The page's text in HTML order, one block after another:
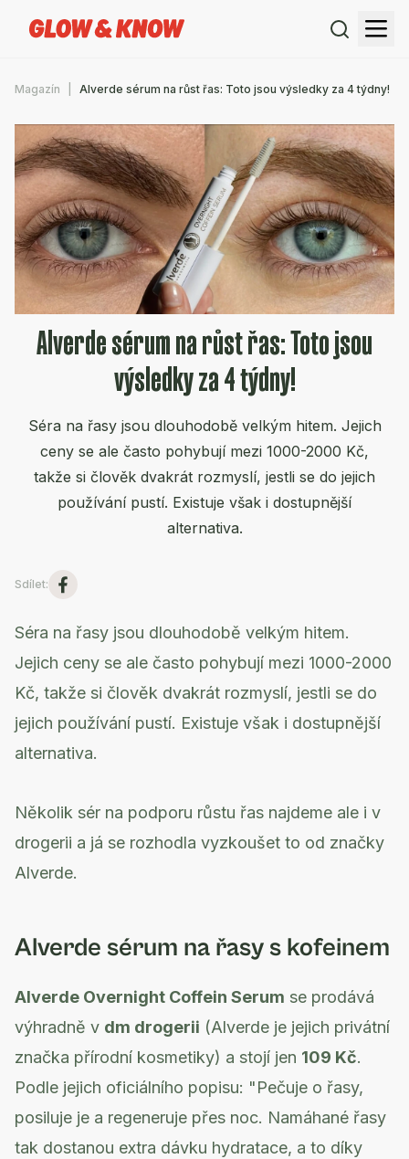
Magazín Alverde sérum na růst řas: Toto jsou výsledky za 4 týdny!
Alverde sérum na růst řas: Toto jsou
výsledky za 4 týdny!
Séra na řasy jsou dlouhodobě velkým hitem. Jejich
ceny se ale často pohybují mezi 1000-2000 Kč,
takže si člověk dvakrát rozmyslí, jestli se do jejich
používání pustí. Existuje však i dostupnější
alternativa.
Sdílet:
Séra na řasy jsou dlouhodobě velkým hitem.
Jejich ceny se ale často pohybují mezi 1000-2000
Kč, takže si člověk dvakrát rozmyslí, jestli se do
jejich používání pustí. Existuje však i dostupnější
alternativa.
Několik sér na podporu růstu řas najdeme ale i v
drogerii a já se rozhodla vyzkoušet to od značky
Alverde.
Alverde sérum na řasy s kofeinem
Alverde Overnight Coffein Serum se prodává
výhradně v dm drogerii (Alverde je jejich privátní
značka přírodní kosmetiky) a stojí jen 109 Kč.
Podle jejich oficiálního popisu: "Pečuje o řasy,
posiluje je a regeneruje přes noc. Namáhané řasy
tak dostanou extra dávku hydratace, a to díky